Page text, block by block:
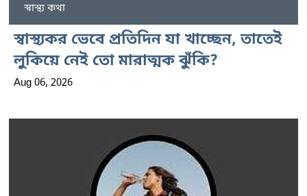
স্বাস্থ্য কথা
স্বাস্থ্যকর ভেবে প্রতিদিন যা খাচ্ছেন, তাতেই
লুকিয়ে নেই তো মারাত্মক ঝুঁকি?
Aug 06, 2026